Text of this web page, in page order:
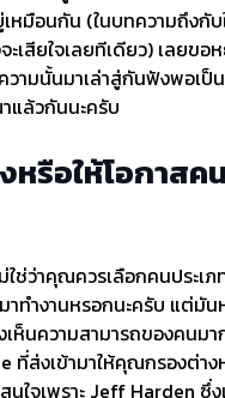
เหมือนกัน (ในบทความถึงกั
ะเสียใจเลยทีเดียว) เลยขอ
ามนั้นมาเล่าสู่กันฟังพอเป็น
แล้วกันนะครับ
งหรือให้โอกาสค
ม่ใช่ว่าคุณควรเลือกคนประเ
มาทำงานหรอกนะครับ แต่มั
เห็นความสามารถของคนมา
ที่ส่งเข้ามาให้คุณกรองต่าง
นใจเพราะ Jeff Harden ซึ่